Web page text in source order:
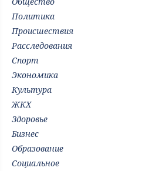
Политика
Происшествия
Расследования
Спорт
Экономика
Культура
ЖКХ
Здоровье
Бизнес
Образование
Социальное